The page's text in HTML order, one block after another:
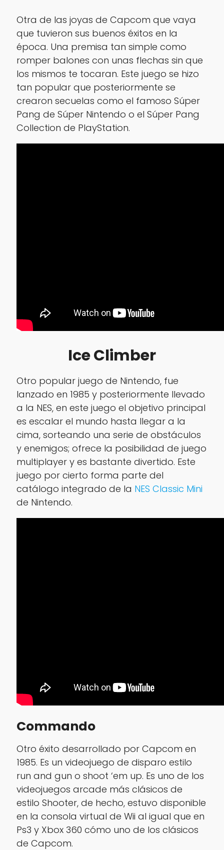
Otra de las joyas de Capcom que vaya
que tuvieron sus buenos éxitos en la
época. Una premisa tan simple como
romper balones con unas flechas sin que
los mismos te tocaran. Este juego se hizo
tan popular que posteriormente se
crearon secuelas como el famoso Súper
Pang de Súper Nintendo o el Súper Pang
Collection de PlayStation.
Ice Climber
Otro popular juego de Nintendo, fue
lanzado en 1985 y posteriormente llevado
a la NES, en este juego el objetivo principal
es escalar el mundo hasta llegar a la
cima, sorteando una serie de obstáculos
y enemigos; ofrece la posibilidad de juego
multiplayer y es bastante divertido. Este
juego por cierto forma parte del
catálogo integrado de la NES Classic Mini
de Nintendo.
Commando
Otro éxito desarrollado por Capcom en
1985. Es un videojuego de disparo estilo
run and gun o shoot ‘em up. Es uno de los
videojuegos arcade más clásicos de
estilo Shooter, de hecho, estuvo disponible
en la consola virtual de Wii al igual que en
Ps3 y Xbox 360 cómo uno de los clásicos
de Capcom.